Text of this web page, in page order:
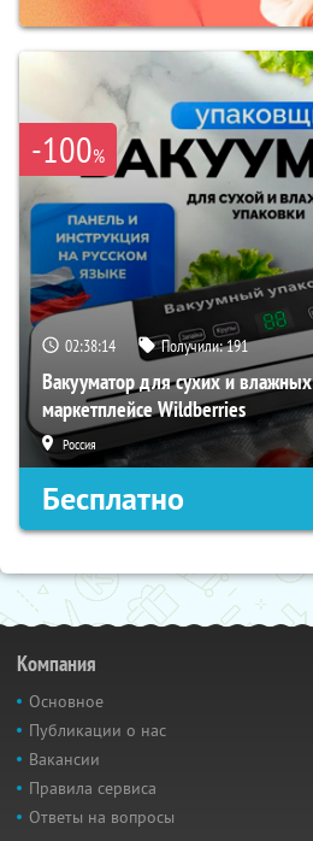
-100%
02:38:13 Получили:191
Вакууматор для сухих и
маркетплейсе Wildberries
Россия
Бесплатно
Компания
Основное
Публикации о нас
Вакансии
Правила сервиса
Ответы на вопросы